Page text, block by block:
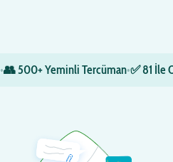
•👥 500+ Yeminli Tercüman•✅ 81 İle